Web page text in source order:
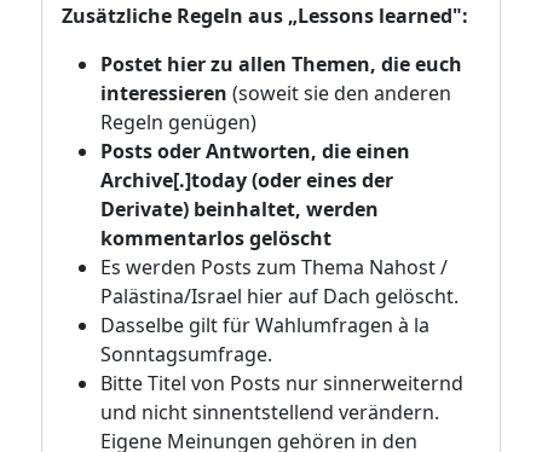
Zusätzliche Regeln aus „Lessons learned":
Postet hier zu allen Themen, die euch
interessieren (soweit sie den anderen
Regeln genügen)
Posts oder Antworten, die einen
Archive[.]today (oder eines der
Derivate) beinhaltet, werden
kommentarlos gelöscht
Es werden Posts zum Thema Nahost /
Palästina/Israel hier auf Dach gelöscht.
Dasselbe gilt für Wahlumfragen à la
Sonntagsumfrage.
Bitte Titel von Posts nur sinnerweiternd
und nicht sinnentstellend verändern.
Eigene Meinungen gehören in den